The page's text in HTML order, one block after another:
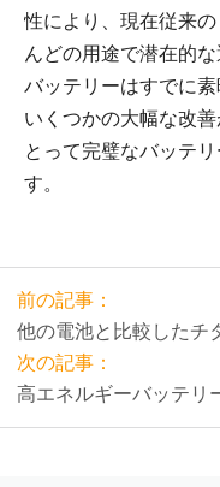
性により、現在従来
んどの用途で潜在的
バッテリーはすでに
いくつかの大幅な改
とって完璧なバッテ
す。
前の記事：
他の電池と比較したチ
か?
次の記事：
高エネルギーバッテリ
すか?